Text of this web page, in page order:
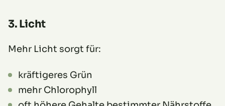
3. Licht
Mehr Licht sorgt für:
kräftigeres Grün
mehr Chlorophyll